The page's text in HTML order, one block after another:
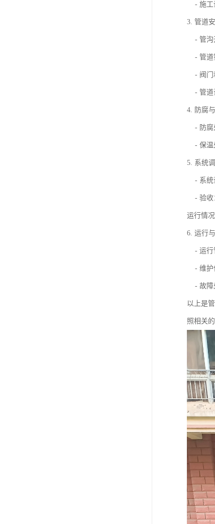
- 施工
3. 管道安
- 管沟
- 管道
- 阀门
- 管道
4. 防腐与
- 防腐
- 保温
5. 系统
- 系统
- 验收
运行情况
6. 运行与
- 运行
- 维护
- 故障
以上是
照相关